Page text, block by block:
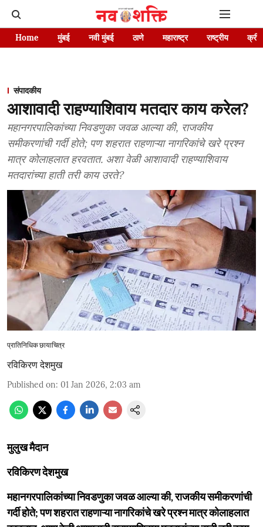
Home मुंबई नवी मुंबई ठाणे महाराष्ट्र राष्ट्रीय
संपादकीय
आशावादी राहण्याशिवाय मतदार काय करेल?
महानगरपालिकांच्या निवडणुका जवळ आल्या की, राजकीय
समीकरणांची गर्दी होते; पण शहरात राहणाऱ्या नागरिकांचे खरे प्रश्न
मात्र कोलाहलात हरवतात. अशा वेळी आशावादी राहण्याशिवाय
मतदारांच्या हाती तरी काय उरते?
प्रातिनिधिक छायाचित्र
रविकिरण देशमुख
Published on: 01 Jan 2026, 2:03 am
मुलुख मैदान
रविकिरण देशमुख
महानगरपालिकांच्या निवडणुका जवळ आल्या की, राजकीय समीकरणांची
गर्दी होते; पण शहरात राहणाऱ्या नागरिकांचे खरे प्रश्न मात्र कोलाहलात